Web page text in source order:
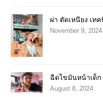
ผ่า ตัดเหนียง เท
November 9, 2024
ฉีดไขมันหน้าเด็ก
August 8, 2024